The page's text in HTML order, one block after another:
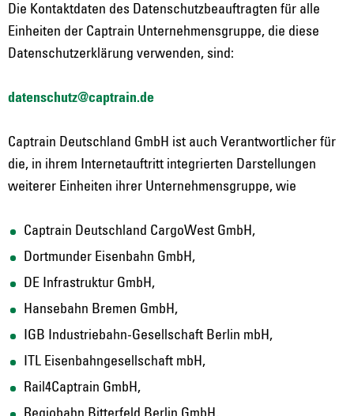
Die Kontaktdaten des Datenschutzbeauftragten für alle
Einheiten der Captrain Unternehmensgruppe, die diese
Datenschutzerklärung verwenden, sind:
datenschutz@captrain.de
Captrain Deutschland GmbH ist auch Verantwortlicher für
die, in ihrem Internetauftritt integrierten Darstellungen
weiterer Einheiten ihrer Unternehmensgruppe, wie
Captrain Deutschland CargoWest GmbH,
Dortmunder Eisenbahn GmbH,
DE Infrastruktur GmbH,
Hansebahn Bremen GmbH,
IGB Industriebahn-Gesellschaft Berlin mbH,
ITL Eisenbahngesellschaft mbH,
Rail4Captrain GmbH,